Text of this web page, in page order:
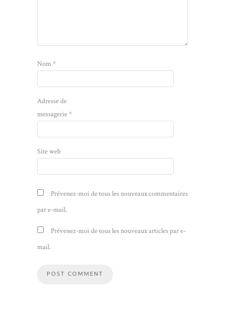
Nom*
Adresse de
messagerie*
Site web
Prévenez-moi de tous les nouveaux commentaires
par e-mail.
Prévenez-moi de tous les nouveaux articles par e-
mail.